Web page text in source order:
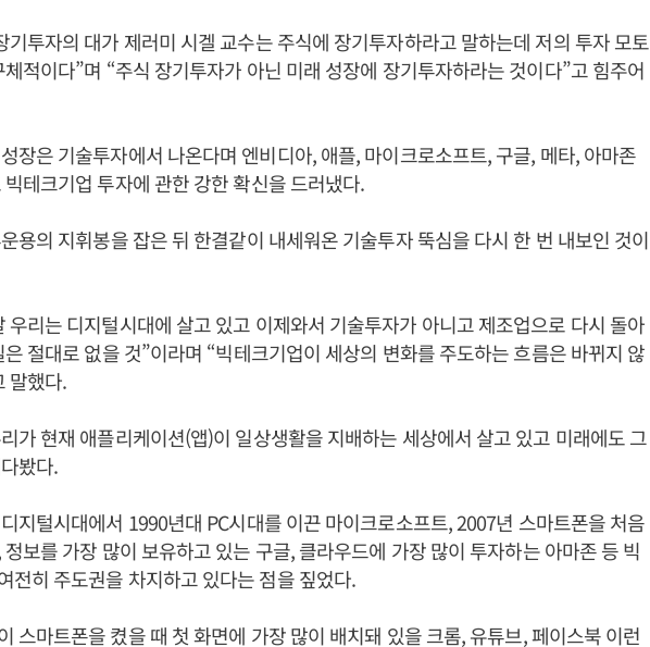
기투자의 대가 제러미 시겔 교수는 주식에 장기투자하라고 말하는데 저의 투자 모토
적이다”며 “주식 장기투자가 아닌 미래 성장에 장기투자하라는 것이다”고 힘주어
장은 기술투자에서 나온다며 엔비디아, 애플, 마이크로소프트, 구글, 메타, 아마존
테크기업 투자에 관한 강한 확신을 드러냈다.
용의 지휘봉을 잡은 뒤 한결같이 내세워온 기술투자 뚝심을 다시 한 번 내보인 것이
우리는 디지털시대에 살고 있고 이제와서 기술투자가 아니고 제조업으로 다시 돌아
절대로 없을 것”이라며 “빅테크기업이 세상의 변화를 주도하는 흐름은 바뀌지 않
말했다.
가 현재 애플리케이션(앱)이 일상생활을 지배하는 세상에서 살고 있고 미래에도 그
봤다.
지털시대에서 1990년대 PC시대를 이끈 마이크로소프트, 2007년 스마트폰을 처음
보를 가장 많이 보유하고 있는 구글, 클라우드에 가장 많이 투자하는 아마존 등 빅
전히 주도권을 차지하고 있다는 점을 짚었다.
스마트폰을 켰을 때 첫 화면에 가장 많이 배치돼 있을 크롬, 유튜브, 페이스북 이런